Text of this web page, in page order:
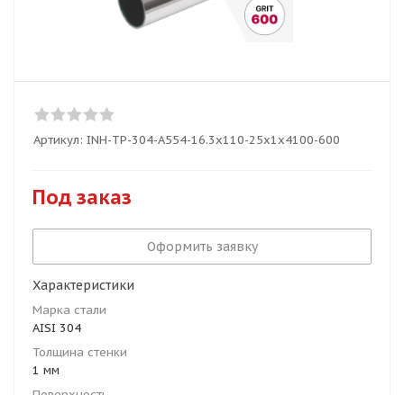
Артикул: INH-TP-304-A554-16.3x110-25x1x4100-600
Под заказ
Оформить заявку
Характеристики
Марка стали
AISI 304
Толщина стенки
1 мм